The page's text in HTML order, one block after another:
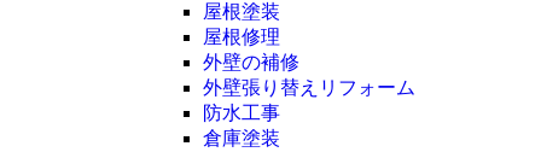
屋根塗装
屋根修理
外壁の補修
外壁張り替えリフォーム
防水工事
倉庫塗装